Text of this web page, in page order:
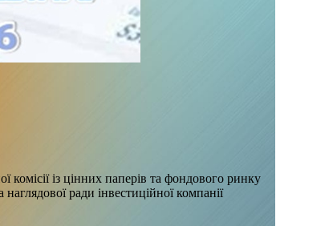
комісії із цінних паперів та фондового ринку
ради інвестиційної компанії